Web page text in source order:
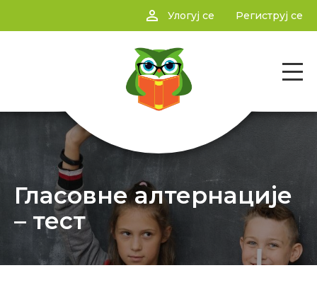
person_outline Улогуј се Региструј се
Гласовне алтернације
– тест